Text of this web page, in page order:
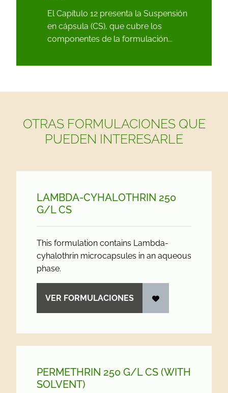
El Capítulo 12 presenta la Suspensión
en cápsula (CS), que cubre los
componentes de la formulación...
OTRAS FORMULACIONES QUE
PUEDEN INTERESARLE
LAMBDA-CYHALOTHRIN 250
G/L CS
This formulation contains Lambda-
cyhalothrin microcapsules in an aqueous
phase.
VER FORMULACIONES
PERMETHRIN 250 G/L CS (WITH
SOLVENT)